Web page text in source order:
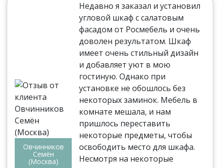
Овчинников
Семён
(Москва)
Недавно я заказал и установил
угловой шкаф с салатовым
фасадом от Росмебель и очень
доволен результатом. Шкаф
имеет очень стильный дизайн
и добавляет уют в мою
гостиную. Однако при
установке не обошлось без
некоторых заминок. Мебель в
комнате мешала, и нам
пришлось переставить
некоторые предметы, чтобы
освободить место для шкафа.
Несмотря на некоторые